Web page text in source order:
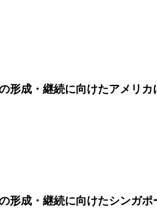
形成・継続に向けたアメリカ
形成・継続に向けたシンガポ